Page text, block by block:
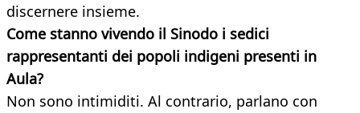
discernere insieme.
Come stanno vivendo il Sinodo i sedici
rappresentanti dei popoli indigeni presenti in
Aula?
Non sono intimiditi. Al contrario, parlano con